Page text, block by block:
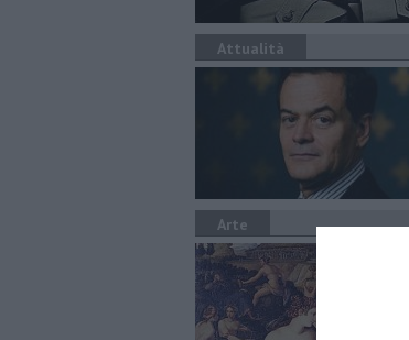
Attualità
Arte